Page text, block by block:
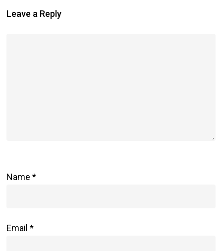
Leave a Reply
Name*
Email*